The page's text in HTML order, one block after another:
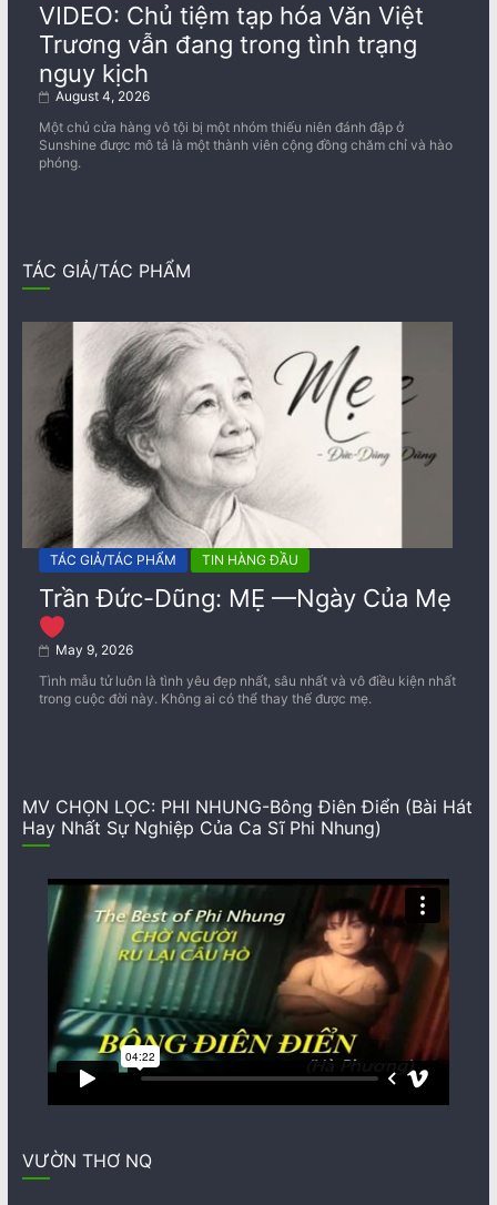
VIDEO: Chủ tiệm tạp hóa Văn Việt
Trương vẫn đang trong tình trạng
nguy kịch
August 4, 2026
Một chủ cửa hàng vô tội bị một nhóm thiếu niên đánh đập ở
Sunshine được mô tả là một thành viên cộng đồng chăm chỉ và hào
phóng.
TÁC GIẢ/TÁC PHẨM
TÁC GIẢ/TÁC PHẨM TIN HÀNG ĐẦU
Trần Đức-Dũng: MẸ —Ngày Của Mẹ
May 9, 2026
Tình mẫu tử luôn là tình yêu đẹp nhất, sâu nhất và vô điều kiện nhất
trong cuộc đời này. Không ai có thể thay thế được mẹ.
MV CHỌN LỌC: PHI NHUNG-Bông Điên Điển (Bài Hát
Hay Nhất Sự Nghiệp Của Ca Sĩ Phi Nhung)
VƯỜN THƠ NQ